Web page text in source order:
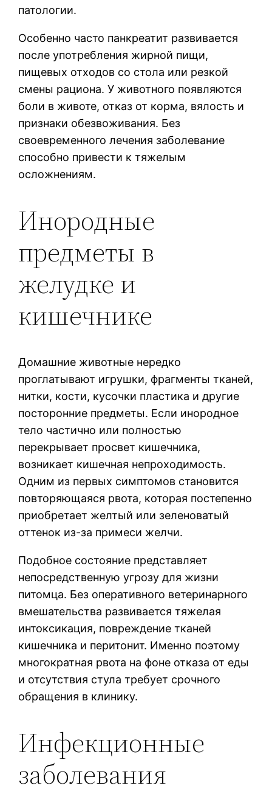
патологии.
Особенно часто панкреатит развивается
после употребления жирной пищи,
пищевых отходов со стола или резкой
смены рациона. У животного появляются
боли в животе, отказ от корма, вялость и
признаки обезвоживания. Без
своевременного лечения заболевание
способно привести к тяжелым
осложнениям.
Инородные
предметы в
желудке и
кишечнике
Домашние животные нередко
проглатывают игрушки, фрагменты тканей,
нитки, кости, кусочки пластика и другие
посторонние предметы. Если инородное
тело частично или полностью
перекрывает просвет кишечника,
возникает кишечная непроходимость.
Одним из первых симптомов становится
повторяющаяся рвота, которая постепенно
приобретает желтый или зеленоватый
оттенок из-за примеси желчи.
Подобное состояние представляет
непосредственную угрозу для жизни
питомца. Без оперативного ветеринарного
вмешательства развивается тяжелая
интоксикация, повреждение тканей
кишечника и перитонит. Именно поэтому
многократная рвота на фоне отказа от еды
и отсутствия стула требует срочного
обращения в клинику.
Инфекционные
заболевания